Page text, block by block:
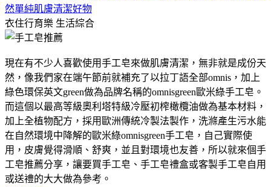
然單純肌膚清潔好物
衣住行育樂 生活綜合
現在有不少人喜歡使用手工皂來做肌膚清潔，無非就是成份天
然，像我們家在端午節前就補充了以拉丁語全部omnis，加上
綠色環保英文green做為品牌名稱的omnisgreen歐米綠手工皂。
而這個以最高等級奧利塔特級冷壓初榨橄欖油做為基本材料，
加上全植物配方，採用歐洲傳統冷製法製作，洗滌產生污水能
在自然環境中降解的歐米綠omnisgreen手工皂，自己實際使
用，皮膚覺得滑順、舒爽，並且對環境也友善，所以就來個手
工皂推薦分享，讓要買手工皂、手工皂禮盒或客製手工皂自用
或送禮的大大做為參考。